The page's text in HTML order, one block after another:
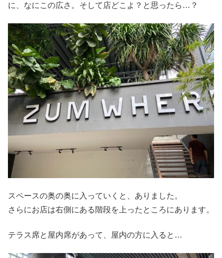
に、なにこの広さ。そして店どこよ？と思ったら…？
スペースの奥の奥に入っていくと、ありました。
さらにお店は右側にある階段を上ったところにあります。
テラス席と屋内席があって、屋内の方に入ると…